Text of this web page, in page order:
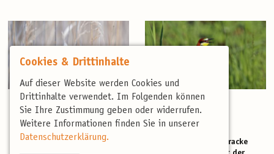
Cookies & Drittinhalte
Auf dieser Website werden Cookies und
Drittinhalte verwendet. Im Folgenden können
Sie Ihre Zustimmung geben oder widerrufen.
Weitere Informationen finden Sie in unserer
Datenschutzerklärung.
Beutelmeise
Remiz pendulinus
Dieser kleine Vogel steht auf
Bienenfresser
Merops apiaster
Neben Eisvogel, Blauracke